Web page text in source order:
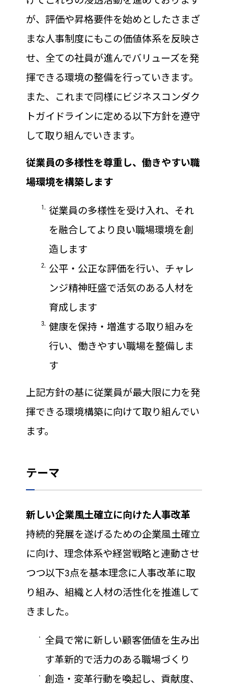
が、評価や昇格要件を始めとしたさまざ
まな人事制度にもこの価値体系を反映さ
せ、全ての社員が進んでバリューズを発
揮できる環境の整備を行っていきます。
また、これまで同様にビジネスコンダク
トガイドラインに定める以下方針を遵守
して取り組んでいきます。
従業員の多様性を尊重し、働きやすい職
場環境を構築します
従業員の多様性を受け入れ、それ
を融合してより良い職場環境を創
造します
公平・公正な評価を行い、チャレ
ンジ精神旺盛で活気のある人材を
育成します
健康を保持・増進する取り組みを
行い、働きやすい職場を整備しま
す
上記方針の基に従業員が最大限に力を発
揮できる環境構築に向けて取り組んでい
ます。
テーマ
新しい企業風土確立に向けた人事改革
持続的発展を遂げるための企業風土確立
に向け、理念体系や経営戦略と連動させ
つつ以下3点を基本理念に人事改革に取
り組み、組織と人材の活性化を推進して
きました。
全員で常に新しい顧客価値を生み出
す革新的で活力のある職場づくり
創造・変革行動を喚起し、貢献度、